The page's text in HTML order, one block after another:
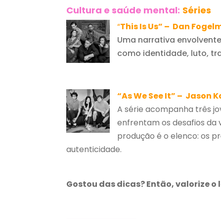
Cultura e saúde mental: Séries
“This Is Us” – Dan
Uma narrativa
como identidade, luto,
“As We See It” – Jason
A série acompanha três
enfrentam os desafios da
produção é o elenco: os
autenticidade.
Gostou das dicas? Então, valorize